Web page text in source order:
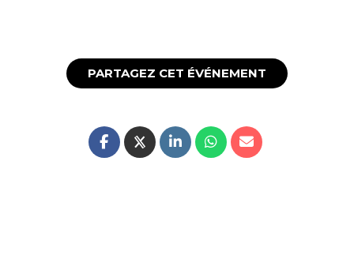
PARTAGEZ CET ÉVÉNEMENT